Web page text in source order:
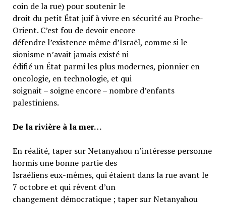
coin de la rue) pour soutenir le
droit du petit État juif à vivre en sécurité au Proche-
Orient. C’est fou de devoir encore
défendre l’existence même d’Israël, comme si le
sionisme n’avait jamais existé ni
édifié un État parmi les plus modernes, pionnier en
oncologie, en technologie, et qui
soignait – soigne encore – nombre d’enfants
palestiniens.
De la rivière à la mer…
En réalité, taper sur Netanyahou n’intéresse personne
hormis une bonne partie des
Israéliens eux-mêmes, qui étaient dans la rue avant le
7 octobre et qui rêvent d’un
changement démocratique ; taper sur Netanyahou